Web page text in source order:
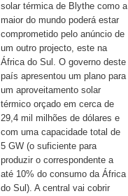
solar térmica de Blythe como a
maior do mundo poderá estar
comprometido pelo anúncio de
um outro projecto, este na
África do Sul. O governo deste
país apresentou um plano para
um aproveitamento solar
térmico orçado em cerca de
29,4 mil milhões de dólares e
com uma capacidade total de
5 GW (o suficiente para
produzir o correspondente a
até 10% do consumo da África
do Sul). A central vai cobrir